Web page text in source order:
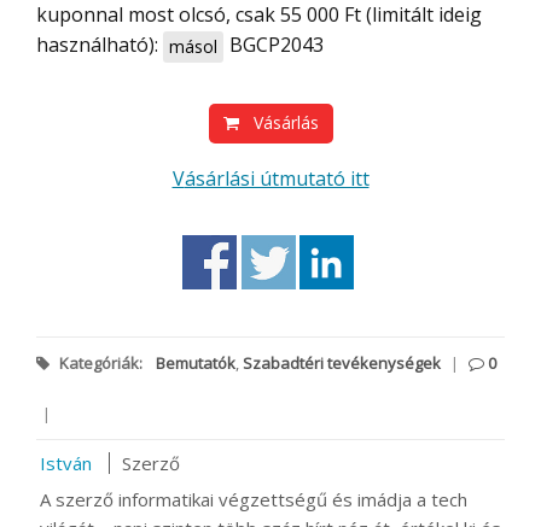
kuponnal most olcsó, csak 55 000 Ft (limitált ideig
használható): másol BGCP2043
Vásárlás
Vásárlási útmutató itt
Kategóriák: Bemutatók Szabadtéri tevékenységek | 0
|
István
Szerző
A szerző informatikai végzettségű és imádja a tech